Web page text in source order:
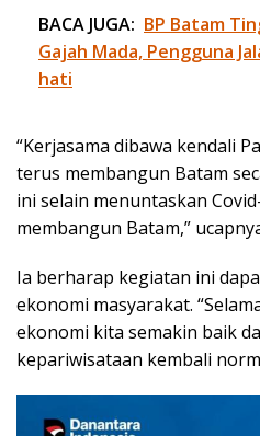
BACA JUGA: BP Batam
Gajah Mada, Pengguna
hati
“Kerjasama dibawa kendali
terus membangun Batam
ini selain menuntaskan
membangun Batam,”
Ia berharap kegiatan ini
ekonomi masyarakat.
ekonomi kita semakin baik
kepariwisataan kembali